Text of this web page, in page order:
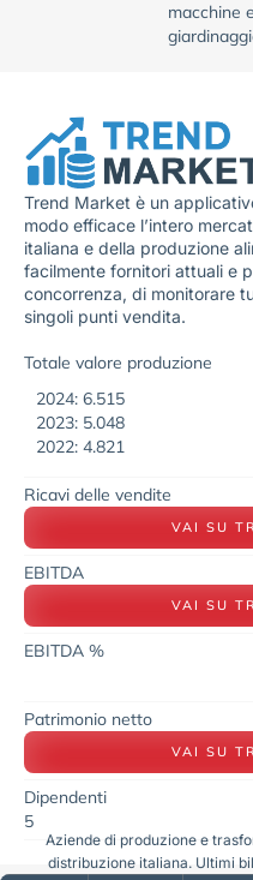
macchine
Trend Market è un
modo efficace l’intero
italiana e della produzione
facilmente fornitori attuali e
concorrenza, di monitorare
singoli punti vendita.
Totale valore produzione
2024: 6.515
2023: 5.048
2022: 4.821
Ricavi delle vendite
VAI SU
EBITDA
VAI SU
EBITDA %
Patrimonio netto
VAI SU
Dipendenti
5
Aziende di produzione e
distribuzione italiana. Ultimi